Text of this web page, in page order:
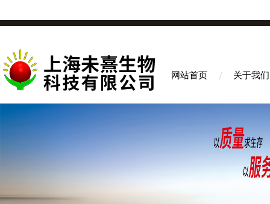
网站首页 关于我们